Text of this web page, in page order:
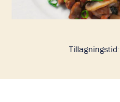
Tillagningstid: